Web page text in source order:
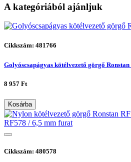
A kategóriából ajánljuk
Cikkszám: 481766
Golyóscsapágyas kötélvezető görgő
8 957 Ft
Kosárba
Cikkszám: 480578